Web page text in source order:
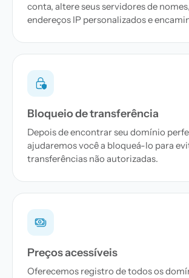
conta, altere seus servidores de
endereços IP personalizados e
Bloqueio de transferência
Depois de encontrar seu domínio
ajudaremos você a bloqueá-lo para
transferências não autorizadas.
Preços acessíveis
Oferecemos registro de todos os